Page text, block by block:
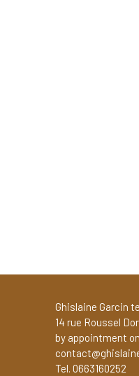
Ghislaine Garcin
14 rue Roussel
by appointment
Tel. 0663160252